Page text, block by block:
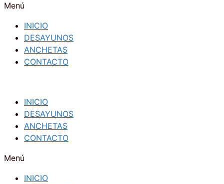
Menú
INICIO
DESAYUNOS
ANCHETAS
CONTACTO
INICIO
DESAYUNOS
ANCHETAS
CONTACTO
Menú
INICIO